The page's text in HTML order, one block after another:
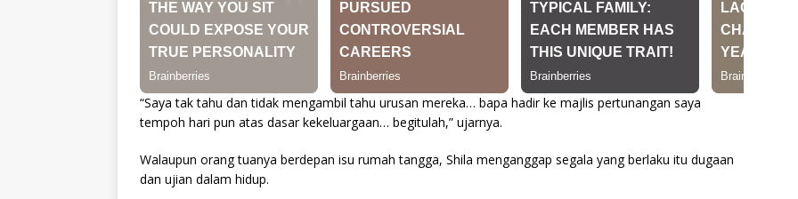
“Saya tak tahu dan tidak mengambil tahu urusan mereka… bapa hadir ke majlis pertunangan saya
tempoh hari pun atas dasar kekeluargaan… begitulah,” ujarnya.
Walaupun orang tuanya berdepan isu rumah tangga, Shila menganggap segala yang berlaku itu dugaan
dan ujian dalam hidup.